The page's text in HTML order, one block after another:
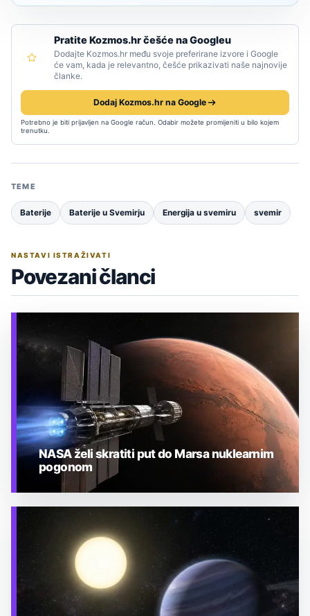
Pratite Kozmos.hr češće na Googleu
Dodajte Kozmos.hr među svoje preferirane izvore i Google
će vam, kada je relevantno, češće prikazivati naše najnovije
članke.
Dodaj Kozmos.hr na Google
Potrebno je biti prijavljen na Google račun. Odabir možete promijeniti u bilo kojem
trenutku.
TEME
Baterije Baterije u Svemirju Energija u svemiru svemir
NASTAVI ISTRAŽIVATI
Povezani članci
TEHNOLOGIJA
NASA želi skratiti put do Marsa nuklearnim
pogonom